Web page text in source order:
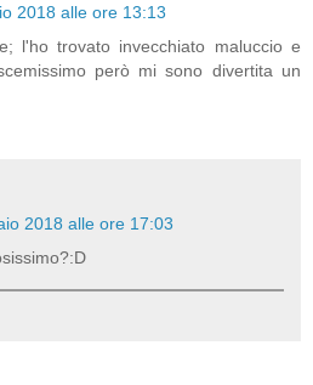
2018 alle ore 13:13
l'ho trovato invecchiato maluccio e
però mi sono divertita un
2018 alle ore 17:03